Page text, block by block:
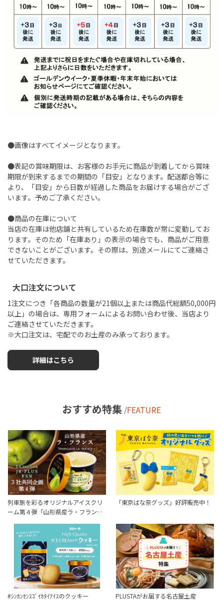
●画像はすべてイメージとなります。
●表記の賞味期限は、お客様のお手元に商品が到着してから賞味
期限が到来するまでの期間の「目安」となります。配送都合等に
より、「目安」から日数が経過した商品をお届けする場合がござ
います。予めご了承ください。
●商品の在庫について
当店の在庫は他店舗と共有しているため在庫数が常に変動してお
ります。そのため「在庫あり」の表示の場合でも、商品がご用意
できないことがございます。その際は、別途メールにてご連絡さ
せていただきます。
大口注文について
1注文につき「各商品の数量が21個以上または商品代総額50,000円
以上」の場合は、専用フォームによるお問い合わせ後、当店より
ご連絡させていただきます。
※大口注文は、宅配でのお土産のみ承っております。
詳細はこちら
おすすめ特集 /FEATURE
列車旅を彩るオリジナルアイスクリ
ーム第４弾「山形県産ラ・フラン…
「東京ばな奈グッズ」好評販売中！
#ｼﾝｶﾝｾﾝｽｺﾞｲｶﾀｲｱｲｽのクッキー PLUSTAがお届する名古屋土産